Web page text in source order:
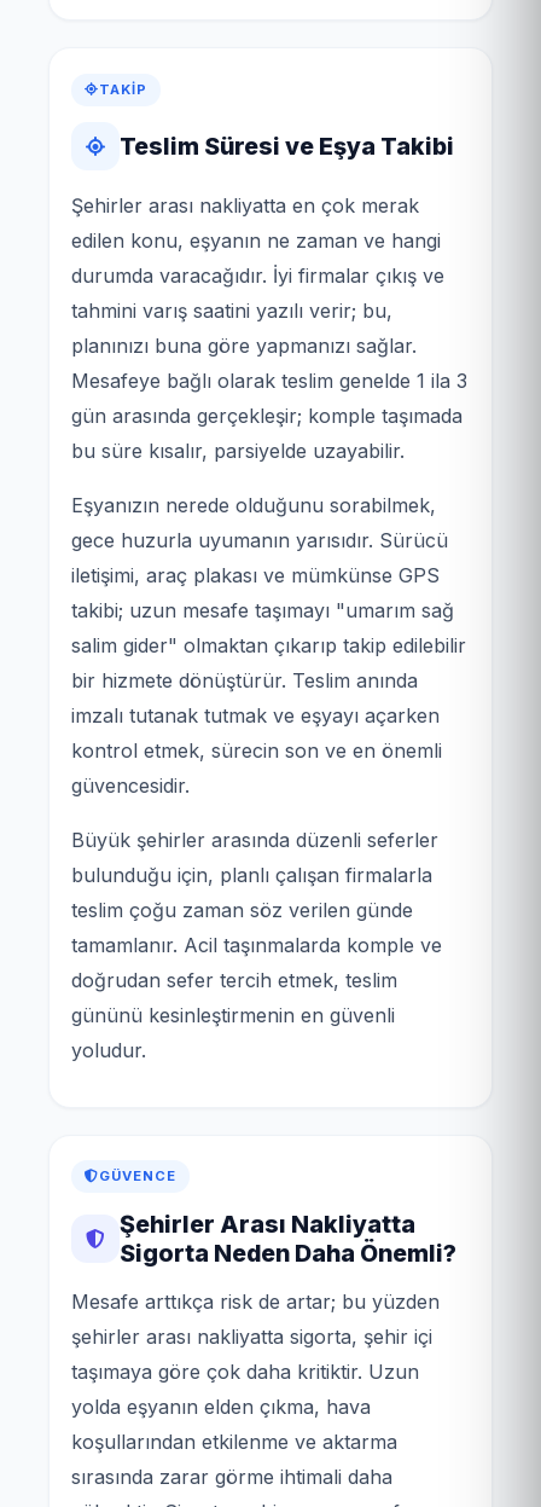
TAKIP
Teslim Süresi ve Eşya Takibi
Şehirler arası nakliyatta en çok merak
edilen konu, eşyanın ne zaman ve hangi
durumda varacağıdır. İyi firmalar çıkış ve
tahmini varış saatini yazılı verir; bu,
planınızı buna göre yapmanızı sağlar.
Mesafeye bağlı olarak teslim genelde 1 ila 3
gün arasında gerçekleşir; komple taşımada
bu süre kısalır, parsiyelde uzayabilir.
Eşyanızın nerede olduğunu sorabilmek,
gece huzurla uyumanın yarısıdır. Sürücü
iletişimi, araç plakası ve mümkünse GPS
takibi; uzun mesafe taşımayı "umarım sağ
salim gider" olmaktan çıkarıp takip edilebilir
bir hizmete dönüştürür. Teslim anında
imzalı tutanak tutmak ve eşyayı açarken
kontrol etmek, sürecin son ve en önemli
güvencesidir.
Büyük şehirler arasında düzenli seferler
bulunduğu için, planlı çalışan firmalarla
teslim çoğu zaman söz verilen günde
tamamlanır. Acil taşınmalarda komple ve
doğrudan sefer tercih etmek, teslim
gününü kesinleştirmenin en güvenli
yoludur.
GÜVENCE
Şehirler Arası Nakliyatta
Sigorta Neden Daha Önemli?
Mesafe arttıkça risk de artar; bu yüzden
şehirler arası nakliyatta sigorta, şehir içi
taşımaya göre çok daha kritiktir. Uzun
yolda eşyanın elden çıkma, hava
koşullarından etkilenme ve aktarma
sırasında zarar görme ihtimali daha